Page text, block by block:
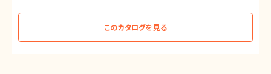
このカタログを見る